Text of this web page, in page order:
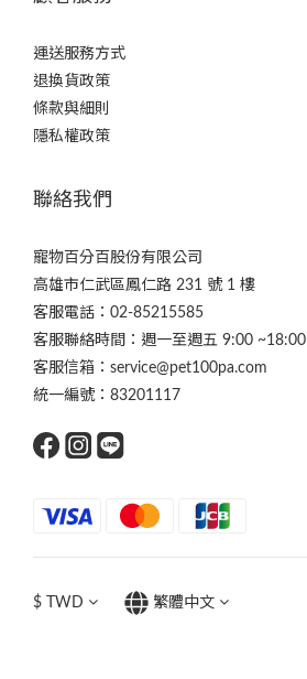
運送服務方式
退換貨政策
條款與細則
隱私權政策
聯絡我們
寵物百分百股份有限公司
高雄市仁武區鳳仁路 231 號 1 樓
客服電話：02-85215585
客服聯絡時間：週一至週五 9:00 ~18:00
客服信箱：service@pet100pa.com
統一編號：83201117
$ TWD 繁體中文